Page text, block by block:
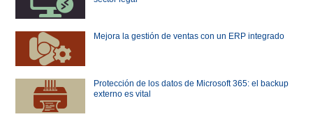
Mejora la gestión de ventas con un ERP integrado
Protección de los datos de Microsoft 365: el backup
externo es vital